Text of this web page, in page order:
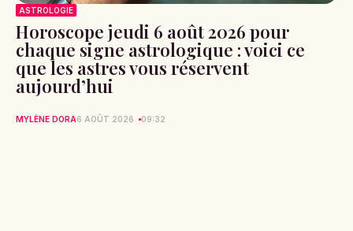
ASTROLOGIE
Horoscope jeudi 6 août 2026 pour
chaque signe astrologique : voici ce
que les astres vous réservent
aujourd’hui
MYLÈNE DORA6 AOÛT 2026 09:32